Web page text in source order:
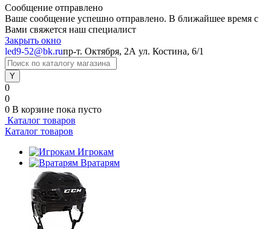
Сообщение отправлено
Ваше сообщение успешно отправлено. В ближайшее время с
Вами свяжется наш специалист
Закрыть окно
led9-52@bk.ruпр-т. Октября, 2А ул. Костина, 6/1
0
0
0 В корзине пока пусто
Каталог товаров
Каталог товаров
Игрокам
Вратарям